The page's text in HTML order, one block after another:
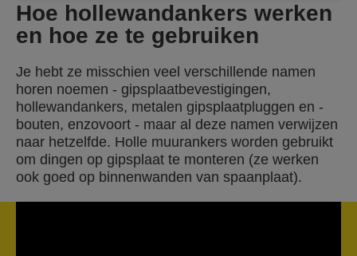
Hoe hollewandankers werken
en hoe ze te gebruiken
Je hebt ze misschien veel verschillende namen
horen noemen - gipsplaatbevestigingen,
hollewandankers, metalen gipsplaatpluggen en -
bouten, enzovoort - maar al deze namen verwijzen
naar hetzelfde. Holle muurankers worden gebruikt
om dingen op gipsplaat te monteren (ze werken
ook goed op binnenwanden van spaanplaat).